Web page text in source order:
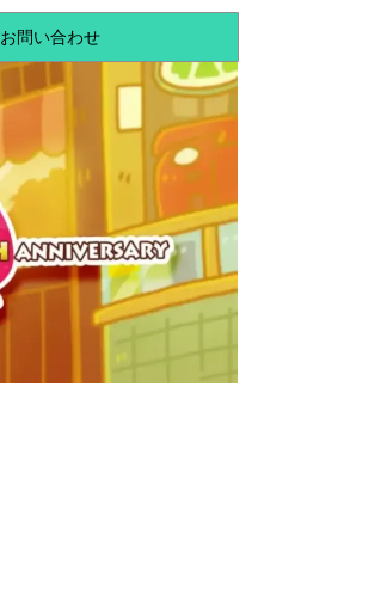
お問い合わせ